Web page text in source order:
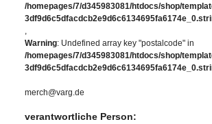
/homepages/7/d345983081/htdocs/shop/
,
Warning: Undefined array key "postalcode" in
/homepages/7/d345983081/htdocs/shop/
merch@varg.de
verantwortliche Person: